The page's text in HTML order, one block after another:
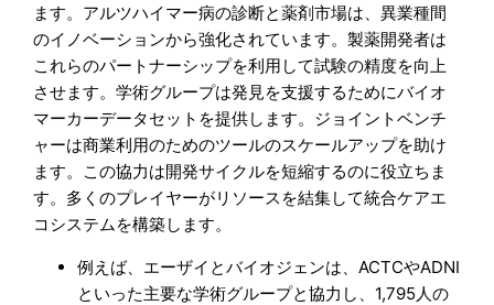
ます。アルツハイマー病の診断と薬剤市場は、異業種間
のイノベーションから強化されています。製薬開発者は
これらのパートナーシップを利用して試験の精度を向上
させます。学術グループは発見を支援するためにバイオ
マーカーデータセットを提供します。ジョイントベンチ
ャーは商業利用のためのツールのスケールアップを助け
ます。この協力は開発サイクルを短縮するのに役立ちま
す。多くのプレイヤーがリソースを結集して統合ケアエ
コシステムを構築します。
例えば、エーザイとバイオジェンは、ACTCやADNI
といった主要な学術グループと協力し、1,795人の